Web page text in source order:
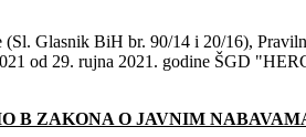
Glasnik BiH br. 90/14 i 20/16),
od 29. rujna 2021. godine ŠGD
B ZAKONA O JAVNIM